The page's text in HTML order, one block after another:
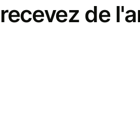
recevez de